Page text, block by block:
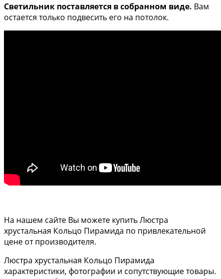
Светильник поставляется в собранном виде. Вам
остается только подвесить его на потолок.
На нашем сайте Вы можете купить Люстра
хрустальная Кольцо Пирамида по привлекательной
цене от производителя.
Люстра хрустальная Кольцо Пирамида
характеристики, фотографии и сопутствующие товары.